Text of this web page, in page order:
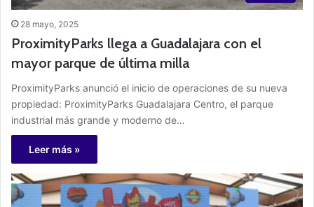
28 mayo, 2025
ProximityParks llega a Guadalajara con el
mayor parque de última milla
ProximityParks anunció el inicio de operaciones de su nueva
propiedad: ProximityParks Guadalajara Centro, el parque
industrial más grande y moderno de…
Leer más »